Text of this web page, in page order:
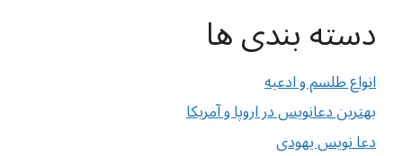
دسته بندی ها
انواع طلسم و ادعیه
بهترین دعانویس در اروپا و آمریکا
دعا نویس یهودی